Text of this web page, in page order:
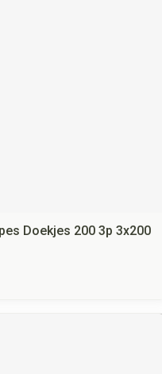
Doekjes 200 3p 3x200